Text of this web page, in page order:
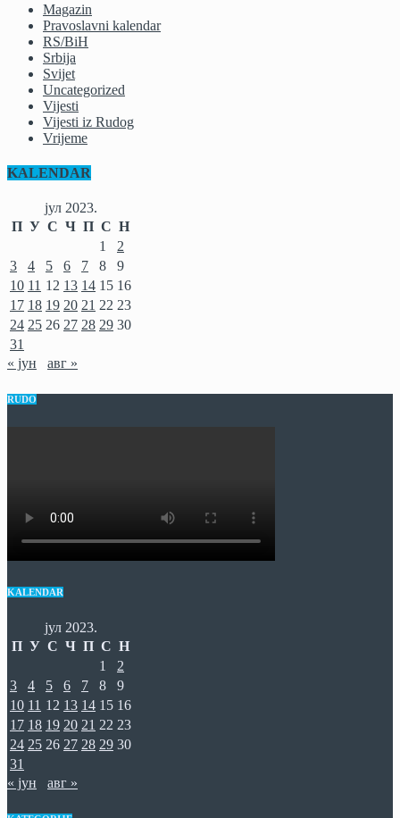
Magazin
Pravoslavni kalendar
RS/BiH
Srbija
Svijet
Uncategorized
Vijesti
Vijesti iz Rudog
Vrijeme
KALENDAR
јул 2023.
П У С Ч П С Н
1
2
3
4 5 6 7 8
9
10 11 12 13 14 15 16
17 18 19 20 21 22 23
24 25 26 27 28 29 30
31
« јун
авг »
RUDO
KALENDAR
јул 2023.
П У С Ч П С Н
1
2
3
4 5 6 7 8
9
10 11 12 13 14 15 16
17 18 19 20 21 22 23
24 25 26 27 28 29 30
31
« јун
авг »